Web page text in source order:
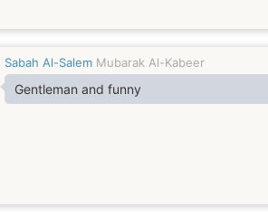
Sabah Al-Salem Mubarak Al-Kabeer
Gentleman and funny